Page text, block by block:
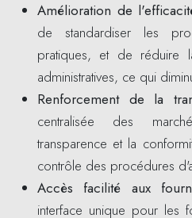
Amélioration de
de standardiser les
pratiques, et de réduire
administratives, ce qui
Renforcement de la
centralisée des
transparence et la
contrôle des procédures
Accès facilité aux
interface unique pour les